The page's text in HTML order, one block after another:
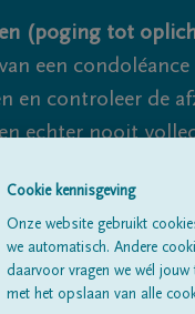
(poging tot
een
en controleer de
echter nooit
Cookie kennisgeving
Onze website gebruikt
we automatisch. Andere
daarvoor vragen we wél
met het opslaan van alle